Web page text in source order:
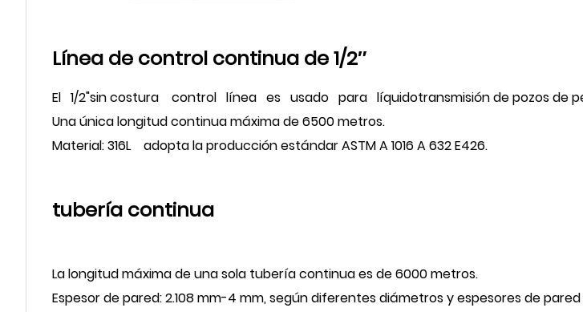
Línea de control continua de 1/2″
El 1/2"sin costura control línea es usado para líquidotransmisión de pozos de
Una única longitud continua máxima de 6500 metros.
Material: 316L
adopta la producción estándar ASTM A 1016 A 632 E426.
tubería continua
La longitud máxima de una sola tubería continua es de 6000 metros.
Espesor de pared: 2.108 mm-4 mm, según diferentes diámetros y espesores de